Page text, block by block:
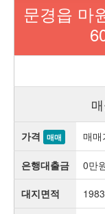
문경읍 마
가격 매매 매매
은행대출금 0만
대지면적